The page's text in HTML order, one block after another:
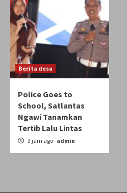
Berita desa
Police Goes to
School, Satlantas
Ngawi Tanamkan
Tertib Lalu Lintas
3 jam ago admin